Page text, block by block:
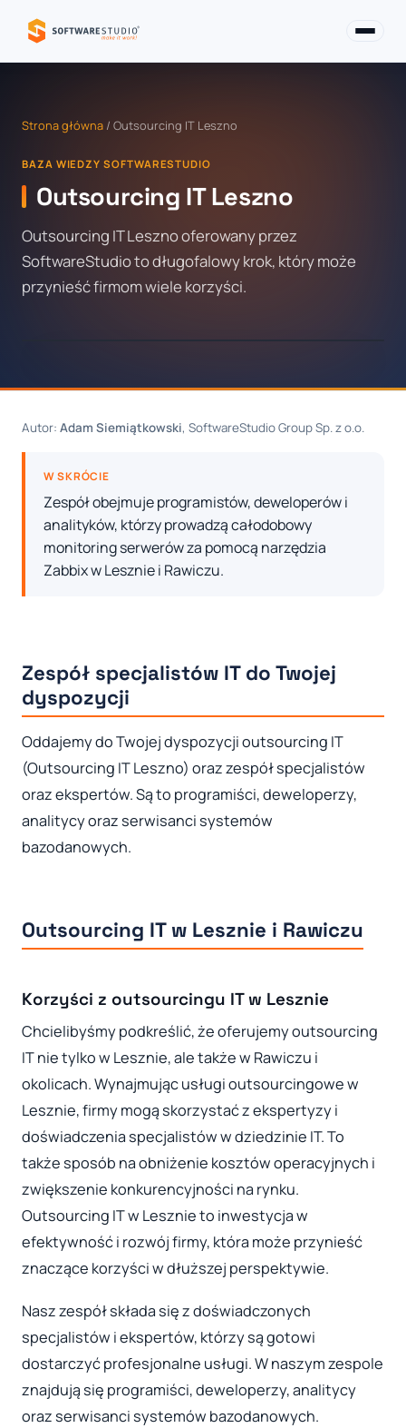
Strona główna / Outsourcing IT Leszno
BAZA WIEDZY SOFTWARESTUDIO
Outsourcing IT Leszno
Outsourcing IT Leszno oferowany przez
SoftwareStudio to długofalowy krok, który może
przynieść firmom wiele korzyści.
Autor: Adam Siemiątkowski, SoftwareStudio Group Sp. z o.o.
W SKRÓCIE
Zespół obejmuje programistów, deweloperów i
analityków, którzy prowadzą całodobowy
monitoring serwerów za pomocą narzędzia
Zabbix w Lesznie i Rawiczu.
Zespół specjalistów IT do Twojej
dyspozycji
Oddajemy do Twojej dyspozycji outsourcing IT
(Outsourcing IT Leszno) oraz zespół specjalistów
oraz ekspertów. Są to programiści, deweloperzy,
analitycy oraz serwisanci systemów
bazodanowych.
Outsourcing IT w Lesznie i Rawiczu
Korzyści z outsourcingu IT w Lesznie
Chcielibyśmy podkreślić, że oferujemy outsourcing
IT nie tylko w Lesznie, ale także w Rawiczu i
okolicach. Wynajmując usługi outsourcingowe w
Lesznie, firmy mogą skorzystać z ekspertyzy i
doświadczenia specjalistów w dziedzinie IT. To
także sposób na obniżenie kosztów operacyjnych i
zwiększenie konkurencyjności na rynku.
Outsourcing IT w Lesznie to inwestycja w
efektywność i rozwój firmy, która może przynieść
znaczące korzyści w dłuższej perspektywie.
Nasz zespół składa się z doświadczonych
specjalistów i ekspertów, którzy są gotowi
dostarczyć profesjonalne usługi. W naszym zespole
znajdują się programiści, deweloperzy, analitycy
oraz serwisanci systemów bazodanowych.